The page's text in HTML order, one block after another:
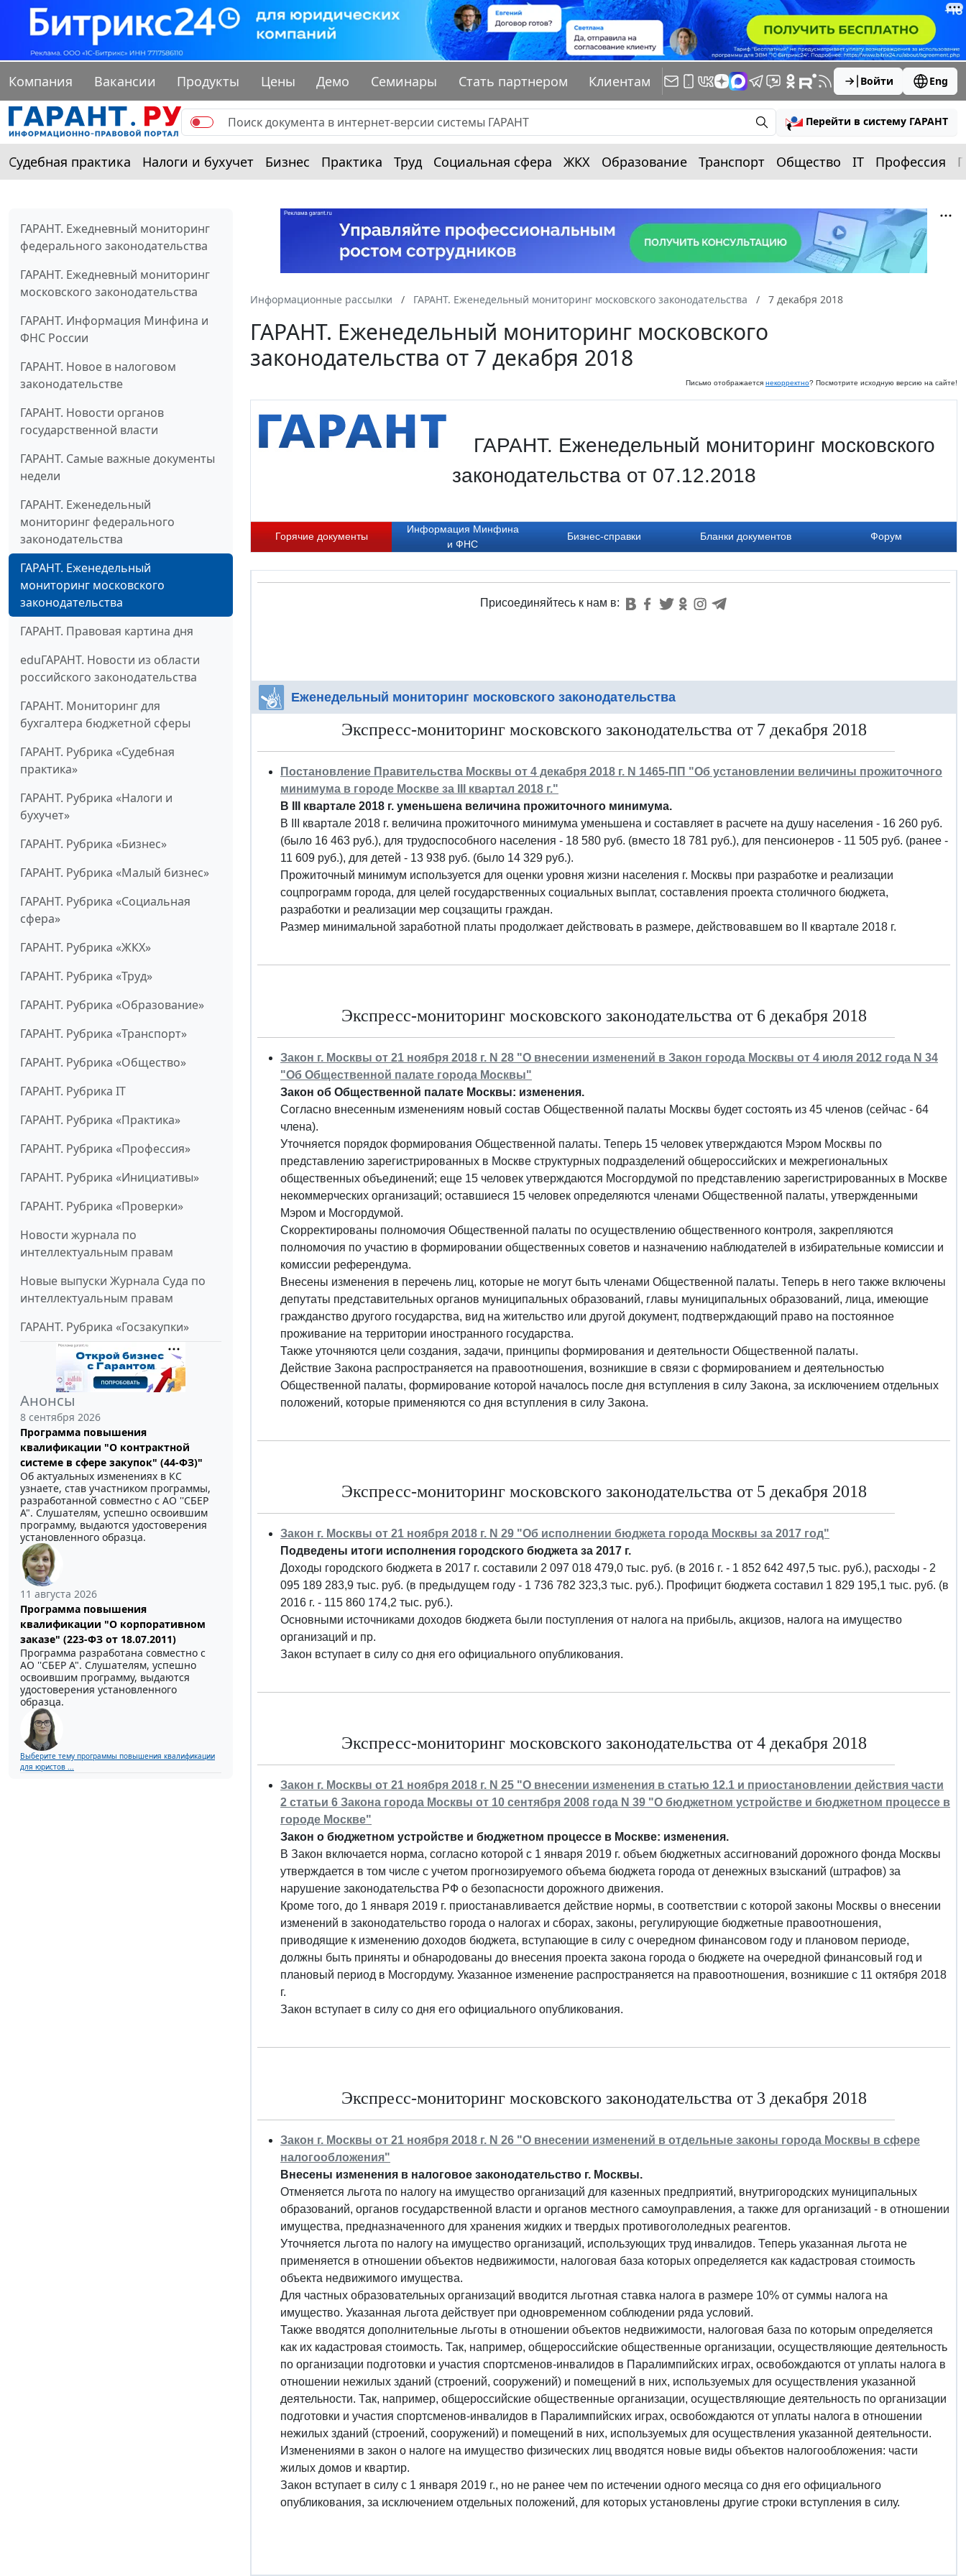
Компания Вакансии Продукты Цены Демо Семинары Стать партнером Клиентам Войти Eng
Перейти в систему ГАРАНТ
Судебная практика Налоги и бухучет Бизнес Практика Труд Социальная сфера ЖКХ Образование Транспорт Общество IT Профессия
ГАРАНТ. Ежедневный мониторинг
федерального законодательства
ГАРАНТ. Ежедневный мониторинг
московского законодательства
ГАРАНТ. Информация Минфина и
ФНС России
ГАРАНТ. Новое в налоговом
законодательстве
ГАРАНТ. Новости органов
государственной власти
ГАРАНТ. Самые важные документы
недели
ГАРАНТ. Еженедельный
мониторинг федерального
законодательства
ГАРАНТ. Еженедельный
мониторинг московского
законодательства
ГАРАНТ. Правовая картина дня
eduГАРАНТ. Новости из области
российского законодательства
ГАРАНТ. Мониторинг для
бухгалтера бюджетной сферы
ГАРАНТ. Рубрика «Судебная
практика»
ГАРАНТ. Рубрика «Налоги и
бухучет»
ГАРАНТ. Рубрика «Бизнес»
ГАРАНТ. Рубрика «Малый бизнес»
ГАРАНТ. Рубрика «Социальная
сфера»
ГАРАНТ. Рубрика «ЖКХ»
ГАРАНТ. Рубрика «Труд»
ГАРАНТ. Рубрика «Образование»
ГАРАНТ. Рубрика «Транспорт»
ГАРАНТ. Рубрика «Общество»
ГАРАНТ. Рубрика IT
ГАРАНТ. Рубрика «Практика»
ГАРАНТ. Рубрика «Профессия»
ГАРАНТ. Рубрика «Инициативы»
ГАРАНТ. Рубрика «Проверки»
Новости журнала по
интеллектуальным правам
Новые выпуски Журнала Суда по
интеллектуальным правам
ГАРАНТ. Рубрика «Госзакупки»
Анонсы
8 сентября 2026
Программа повышения
квалификации "О контрактной
системе в сфере закупок" (44-ФЗ)"
Об актуальных изменениях в КС
узнаете, став участником программы,
разработанной совместно с АО ''СБЕР
А". Слушателям, успешно освоившим
программу, выдаются удостоверения
установленного образца.
11 августа 2026
Программа повышения
квалификации "О корпоративном
заказе" (223-ФЗ от 18.07.2011)
Программа разработана совместно с
АО ''СБЕР А". Слушателям, успешно
освоившим программу, выдаются
удостоверения установленного
образца.
Выберите тему программы повышения квалификации
для юристов ...
Информационные рассылки ГАРАНТ. Еженедельный мониторинг московского законодательства 7 декабря 2018
ГАРАНТ. Еженедельный мониторинг московского
законодательства от 7 декабря 2018
Письмо отображается некорректно? Посмотрите исходную версию на сайте!
ГАРАНТ. Еженедельный мониторинг московского
законодательства от 07.12.2018
Горячие документы
Информация Минфина
и ФНС
Бизнес-справки Бланки документов Форум
Присоединяйтесь к нам в:
Еженедельный мониторинг московского законодательства
Экспресс-мониторинг московского законодательства от 7 декабря 2018
Постановление Правительства Москвы от 4 декабря 2018 г. N 1465-ПП "Об установлении величины прожиточного
минимума в городе Москве за III квартал 2018 г."
В III квартале 2018 г. уменьшена величина прожиточного минимума.
В III квартале 2018 г. величина прожиточного минимума уменьшена и составляет в расчете на душу населения - 16 260 руб.
(было 16 463 руб.), для трудоспособного населения - 18 580 руб. (вместо 18 781 руб.), для пенсионеров - 11 505 руб. (ранее -
11 609 руб.), для детей - 13 938 руб. (было 14 329 руб.).
Прожиточный минимум используется для оценки уровня жизни населения г. Москвы при разработке и реализации
соцпрограмм города, для целей государственных социальных выплат, составления проекта столичного бюджета,
разработки и реализации мер соцзащиты граждан.
Размер минимальной заработной платы продолжает действовать в размере, действовавшем во II квартале 2018 г.
Экспресс-мониторинг московского законодательства от 6 декабря 2018
Закон г. Москвы от 21 ноября 2018 г. N 28 "О внесении изменений в Закон города Москвы от 4 июля 2012 года N 34
"Об Общественной палате города Москвы"
Закон об Общественной палате Москвы: изменения.
Согласно внесенным изменениям новый состав Общественной палаты Москвы будет состоять из 45 членов (сейчас - 64
члена).
Уточняется порядок формирования Общественной палаты. Теперь 15 человек утверждаются Мэром Москвы по
представлению зарегистрированных в Москве структурных подразделений общероссийских и межрегиональных
общественных объединений; еще 15 человек утверждаются Мосгордумой по представлению зарегистрированных в Москве
некоммерческих организаций; оставшиеся 15 человек определяются членами Общественной палаты, утвержденными
Мэром и Мосгордумой.
Скорректированы полномочия Общественной палаты по осуществлению общественного контроля, закрепляются
полномочия по участию в формировании общественных советов и назначению наблюдателей в избирательные комиссии и
комиссии референдума.
Внесены изменения в перечень лиц, которые не могут быть членами Общественной палаты. Теперь в него также включены
депутаты представительных органов муниципальных образований, главы муниципальных образований, лица, имеющие
гражданство другого государства, вид на жительство или другой документ, подтверждающий право на постоянное
проживание на территории иностранного государства.
Также уточняются цели создания, задачи, принципы формирования и деятельности Общественной палаты.
Действие Закона распространяется на правоотношения, возникшие в связи с формированием и деятельностью
Общественной палаты, формирование которой началось после дня вступления в силу Закона, за исключением отдельных
положений, которые применяются со дня вступления в силу Закона.
Экспресс-мониторинг московского законодательства от 5 декабря 2018
Закон г. Москвы от 21 ноября 2018 г. N 29 "Об исполнении бюджета города Москвы за 2017 год"
Подведены итоги исполнения городского бюджета за 2017 г.
Доходы городского бюджета в 2017 г. составили 2 097 018 479,0 тыс. руб. (в 2016 г. - 1 852 642 497,5 тыс. руб.), расходы - 2
095 189 283,9 тыс. руб. (в предыдущем году - 1 736 782 323,3 тыс. руб.). Профицит бюджета составил 1 829 195,1 тыс. руб. (в
2016 г. - 115 860 174,2 тыс. руб.).
Основными источниками доходов бюджета были поступления от налога на прибыль, акцизов, налога на имущество
организаций и пр.
Закон вступает в силу со дня его официального опубликования.
Экспресс-мониторинг московского законодательства от 4 декабря 2018
Закон г. Москвы от 21 ноября 2018 г. N 25 "О внесении изменения в статью 12.1 и приостановлении действия части
2 статьи 6 Закона города Москвы от 10 сентября 2008 года N 39 "О бюджетном устройстве и бюджетном процессе в
городе Москве"
Закон о бюджетном устройстве и бюджетном процессе в Москве: изменения.
В Закон включается норма, согласно которой с 1 января 2019 г. объем бюджетных ассигнований дорожного фонда Москвы
утверждается в том числе с учетом прогнозируемого объема бюджета города от денежных взысканий (штрафов) за
нарушение законодательства РФ о безопасности дорожного движения.
Кроме того, до 1 января 2019 г. приостанавливается действие нормы, в соответствии с которой законы Москвы о внесении
изменений в законодательство города о налогах и сборах, законы, регулирующие бюджетные правоотношения,
приводящие к изменению доходов бюджета, вступающие в силу с очередном финансовом году и плановом периоде,
должны быть приняты и обнародованы до внесения проекта закона города о бюджете на очередной финансовый год и
плановый период в Мосгордуму. Указанное изменение распространяется на правоотношения, возникшие с 11 октября 2018
г.
Закон вступает в силу со дня его официального опубликования.
Экспресс-мониторинг московского законодательства от 3 декабря 2018
Закон г. Москвы от 21 ноября 2018 г. N 26 "О внесении изменений в отдельные законы города Москвы в сфере
налогообложения"
Внесены изменения в налоговое законодательство г. Москвы.
Отменяется льгота по налогу на имущество организаций для казенных предприятий, внутригородских муниципальных
образований, органов государственной власти и органов местного самоуправления, а также для организаций - в отношении
имущества, предназначенного для хранения жидких и твердых противогололедных реагентов.
Уточняется льгота по налогу на имущество организаций, использующих труд инвалидов. Теперь указанная льгота не
применяется в отношении объектов недвижимости, налоговая база которых определяется как кадастровая стоимость
объекта недвижимого имущества.
Для частных образовательных организаций вводится льготная ставка налога в размере 10% от суммы налога на
имущество. Указанная льгота действует при одновременном соблюдении ряда условий.
Также вводятся дополнительные льготы в отношении объектов недвижимости, налоговая база по которым определяется
как их кадастровая стоимость. Так, например, общероссийские общественные организации, осуществляющие деятельность
по организации подготовки и участия спортсменов-инвалидов в Паралимпийских играх, освобождаются от уплаты налога в
отношении нежилых зданий (строений, сооружений) и помещений в них, используемых для осуществления указанной
деятельности. Так, например, общероссийские общественные организации, осуществляющие деятельность по организации
подготовки и участия спортсменов-инвалидов в Паралимпийских играх, освобождаются от уплаты налога в отношении
нежилых зданий (строений, сооружений) и помещений в них, используемых для осуществления указанной деятельности.
Изменениями в закон о налоге на имущество физических лиц вводятся новые виды объектов налогообложения: части
жилых домов и квартир.
Закон вступает в силу с 1 января 2019 г., но не ранее чем по истечении одного месяца со дня его официального
опубликования, за исключением отдельных положений, для которых установлены другие строки вступления в силу.